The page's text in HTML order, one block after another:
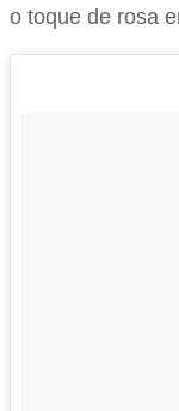
o toque de rosa